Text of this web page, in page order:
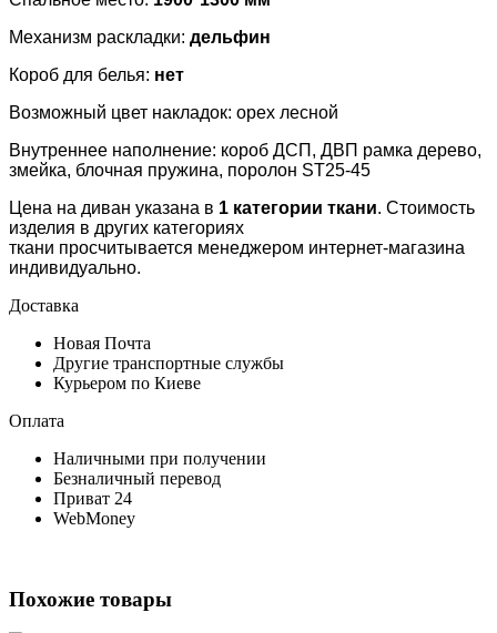
Механизм раскладки: дельфин
Короб для белья: нет
Возможный цвет накладок: орех лесной
Внутреннее наполнение: короб ДСП, ДВП рамка дерево,
змейка, блочная пружина, поролон ST25-45
Цена на диван указана в 1 категории ткани. Стоимость
изделия в других категориях
ткани просчитывается менеджером интернет-магазина
индивидуально.
Доставка
Новая Почта
Другие транспортные службы
Курьером по Киеве
Оплата
Наличными при получении
Безналичный перевод
Приват 24
WebMoney
Похожие товары